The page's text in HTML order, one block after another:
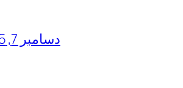
دسامبر 7, 2025